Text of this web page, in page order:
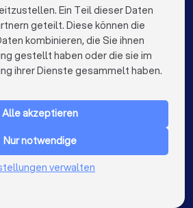
in Hamburg
in München
in Köln
in Stuttgart
in Düsseldorf
in Dortmund
Ein Teil dieser Daten
geteilt. Diese können die
kombinieren, die Sie ihnen
gestellt haben oder die sie im
ihrer Dienste gesammelt haben.
Alle akzeptieren
Nur notwendige
verwalten